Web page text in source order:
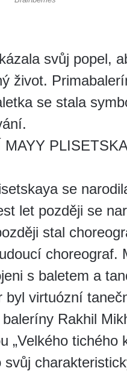
svůj popel,
život.
se stala
se
let později se
stal
choreograf.
s baletem a
byl virtuózní
Rakhil
„Velkého tichého